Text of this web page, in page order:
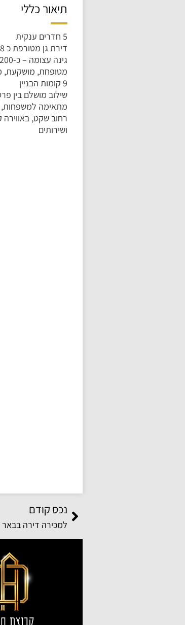
תיאור כללי
5 חדרים ענקית
דירת גן מטורפת כ 138 מטר ברמה שלא רואים כל יום
גינה עצומה – כ-200 מ"ר
מטופחת, מושקעת,
9 קומות הבניין
שילוב מושלם בין
מתאימה למשפחות,
רחוב שקט,
ושירותים
נכס קודם
למכירה דירה